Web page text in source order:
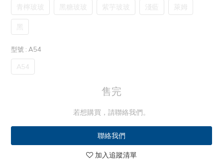
青檸玻玻 黑糖玻玻 紫芋玻玻 淺藍 萊姆
黑
型號 : A54
A54
售完
若想購買，請聯絡我們。
聯絡我們
加入追蹤清單